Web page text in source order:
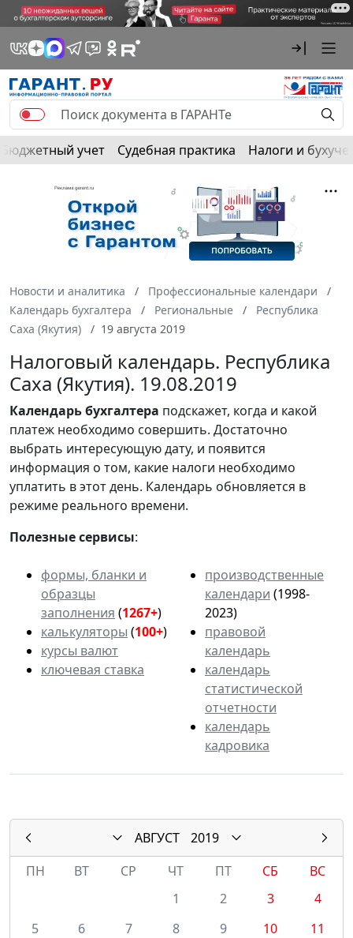
Бюджетный учет Судебная практика Налоги и
Новости и аналитика
Профессиональные календари
Календарь бухгалтера
Региональные
Республика
Саха (Якутия)
19 августа 2019
Налоговый календарь. Республика
Саха (Якутия). 19.08.2019
Календарьбухгалтера подскажет, когда и какой
платеж необходимо совершить. Достаточно
выбрать интересующую дату, и появится
информация о том, какие налоги необходимо
уплатить в этот день. Календарь обновляется в
режиме реального времени.
Полезные сервисы:
формы, бланки и
образцы
заполнения (1267+)
калькуляторы (100+)
курсы валют
ключевая ставка
производственные
календари (1998-
2023)
правовой
календарь
календарь
статистической
отчетности
календарь
кадровика
АВГУСТ
2019
ПН
ВТ СР ЧТ ПТ СБ
ВС
1
2 3
4
5
6 7 8 9 10
11